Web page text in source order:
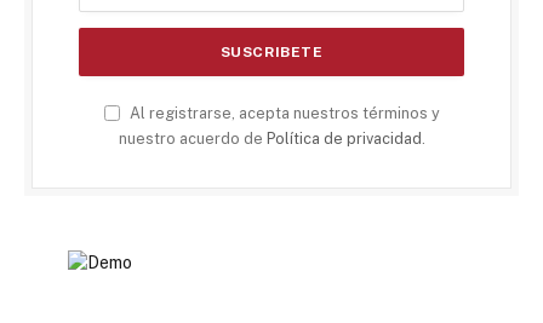
Al registrarse, acepta nuestros términos y
nuestro acuerdo de Política de privacidad